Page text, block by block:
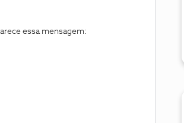
essa mensagem: